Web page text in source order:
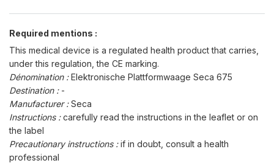
Required mentions :
This medical device is a regulated health product that carries,
under this regulation, the CE marking.
Dénomination :Elektronische Plattformwaage Seca 675
Destination : -
Manufacturer :Seca
Instructions :carefully read the instructions in the leaflet or on
the label
Precautionary instructions :if in doubt, consult a health
professional